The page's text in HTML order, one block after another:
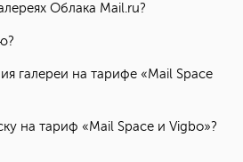
Облака Mail.ru?
галереи на тарифе «Mail Space
на тариф «Mail Space и Vigbo»?